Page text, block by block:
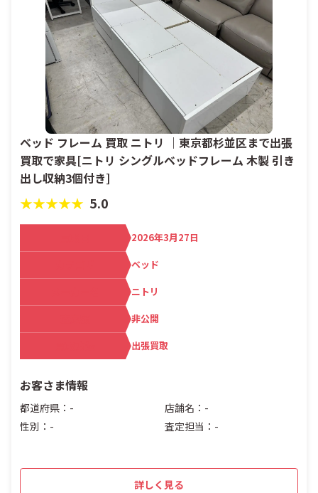
ベッド フレーム 買取 ニトリ ｜東京都杉並区まで出張
買取で家具[ニトリ シングルベッドフレーム 木製 引き
出し収納3個付き]
★★★★★ 5.0
2026年3月27日
ベッド
ニトリ
非公開
出張買取
お客さま情報
都道府県：-
店舗名：-
性別：-
査定担当：-
詳しく見る